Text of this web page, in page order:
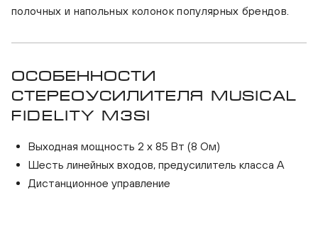
полочных и напольных колонок популярных брендов.
Особенности
стереоусилителя Musical
Fidelity M3si
Выходная мощность 2 х 85 Вт (8 Ом)
Шесть линейных входов, предусилитель класса А
Дистанционное управление